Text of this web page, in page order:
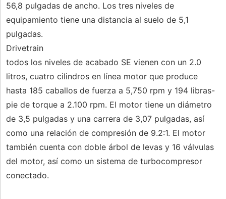
56,8 pulgadas de ancho. Los tres niveles de
equipamiento tiene una distancia al suelo de 5,1
pulgadas.
Drivetrain
todos los niveles de acabado SE vienen con un 2.0
litros, cuatro cilindros en línea motor que produce
hasta 185 caballos de fuerza a 5,750 rpm y 194 libras-
pie de torque a 2.100 rpm. El motor tiene un diámetro
de 3,5 pulgadas y una carrera de 3,07 pulgadas, así
como una relación de compresión de 9.2:1. El motor
también cuenta con doble árbol de levas y 16 válvulas
del motor, así como un sistema de turbocompresor
conectado.